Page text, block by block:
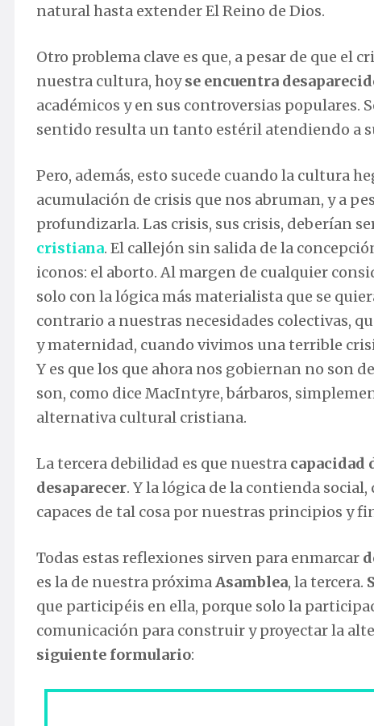
natural hasta extender El Reino de Dios.
Otro problema clave es que, a pesar de que
nuestra cultura, hoyse encuentra
académicos y en sus controversias populares.
sentido resulta un tanto estéril atendiendo a
Pero, además, esto sucede cuando la cultura
acumulación de crisis que nos abruman, y a
profundizarla. Las crisis, sus crisis, deberían
cristiana. El callejón sin salida de la
iconos: el aborto. Al margen de cualquier
solo con la lógica más materialista que se
contrario a nuestras necesidades colectivas,
y maternidad, cuando vivimos una terrible
Y es que los que ahora nos gobiernan no son
son, como dice MacIntyre, bárbaros,
alternativa cultural cristiana.
La tercera debilidad es que nuestra capacidad
desaparecer. Y la lógica de la contienda
capaces de tal cosa por nuestras principios y
Todas estas reflexiones sirven para enmarcar
es la de nuestra próximaAsamblea, la tercera.
que participéis en ella, porque solo la
comunicación para construir y proyectar la
siguiente formulario: